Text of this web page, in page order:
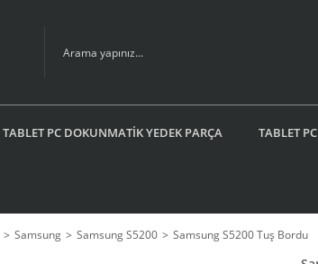
TABLET PC DOKUNMATİK YEDEK PARÇA TABLET
Samsung Samsung S5200 Samsung S5200 Tuş Bordu